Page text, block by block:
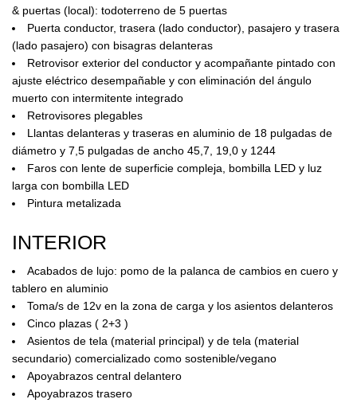
& puertas (local): todoterreno de 5 puertas
Puerta conductor, trasera (lado conductor), pasajero y trasera
(lado pasajero) con bisagras delanteras
Retrovisor exterior del conductor y acompañante pintado con
ajuste eléctrico desempañable y con eliminación del ángulo
muerto con intermitente integrado
Retrovisores plegables
Llantas delanteras y traseras en aluminio de 18 pulgadas de
diámetro y 7,5 pulgadas de ancho 45,7, 19,0 y 1244
Faros con lente de superficie compleja, bombilla LED y luz
larga con bombilla LED
Pintura metalizada
INTERIOR
Acabados de lujo: pomo de la palanca de cambios en cuero y
tablero en aluminio
Toma/s de 12v en la zona de carga y los asientos delanteros
Cinco plazas ( 2+3 )
Asientos de tela (material principal) y de tela (material
secundario) comercializado como sostenible/vegano
Apoyabrazos central delantero
Apoyabrazos trasero